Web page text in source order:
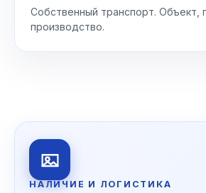
Собственный транспорт. Объект,
производство.
НАЛИЧИЕ И ЛОГИСТИКА